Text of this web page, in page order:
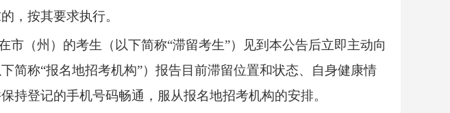
，按其要求执行。
市（州）的考生（以下简称“滞留考生”）见到本公告后立即主动向
简称“报名地招考机构”）报告目前滞留位置和状态、自身健康情
持登记的手机号码畅通，服从报名地招考机构的安排。